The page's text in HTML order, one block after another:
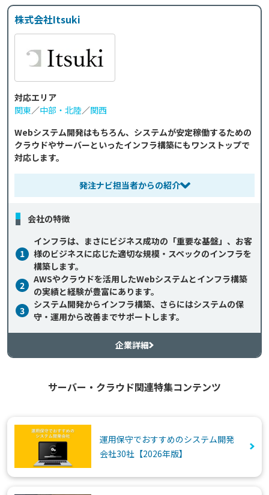
株式会社Itsuki
対応エリア
関東／中部・北陸／関西
Webシステム開発はもちろん、システムが安定稼働するための
クラウドやサーバーといったインフラ構築にもワンストップで
対応します。
発注ナビ担当者からの紹介
会社の特徴
1
インフラは、まさにビジネス成功の「重要な基盤」、お客
様のビジネスに応じた適切な規模・スペックのインフラを
構築します。
2
AWSやクラウドを活用したWebシステムとインフラ構築
の実績と経験が豊富にあります。
3
システム開発からインフラ構築、さらにはシステムの保
守・運用から改善までサポートします。
企業詳細
サーバー・クラウド関連特集コンテンツ
運用保守でおすすめのシステム開発
会社30社【2026年版】